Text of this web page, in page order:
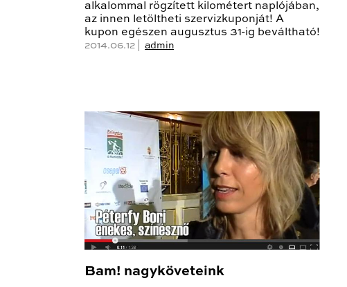
alkalommal rögzített kilométert naplójában,
az innen letöltheti szervizkuponját! A
kupon egészen augusztus 31-ig beváltható!
2014.06.12 | admin
Bam! nagyköveteink